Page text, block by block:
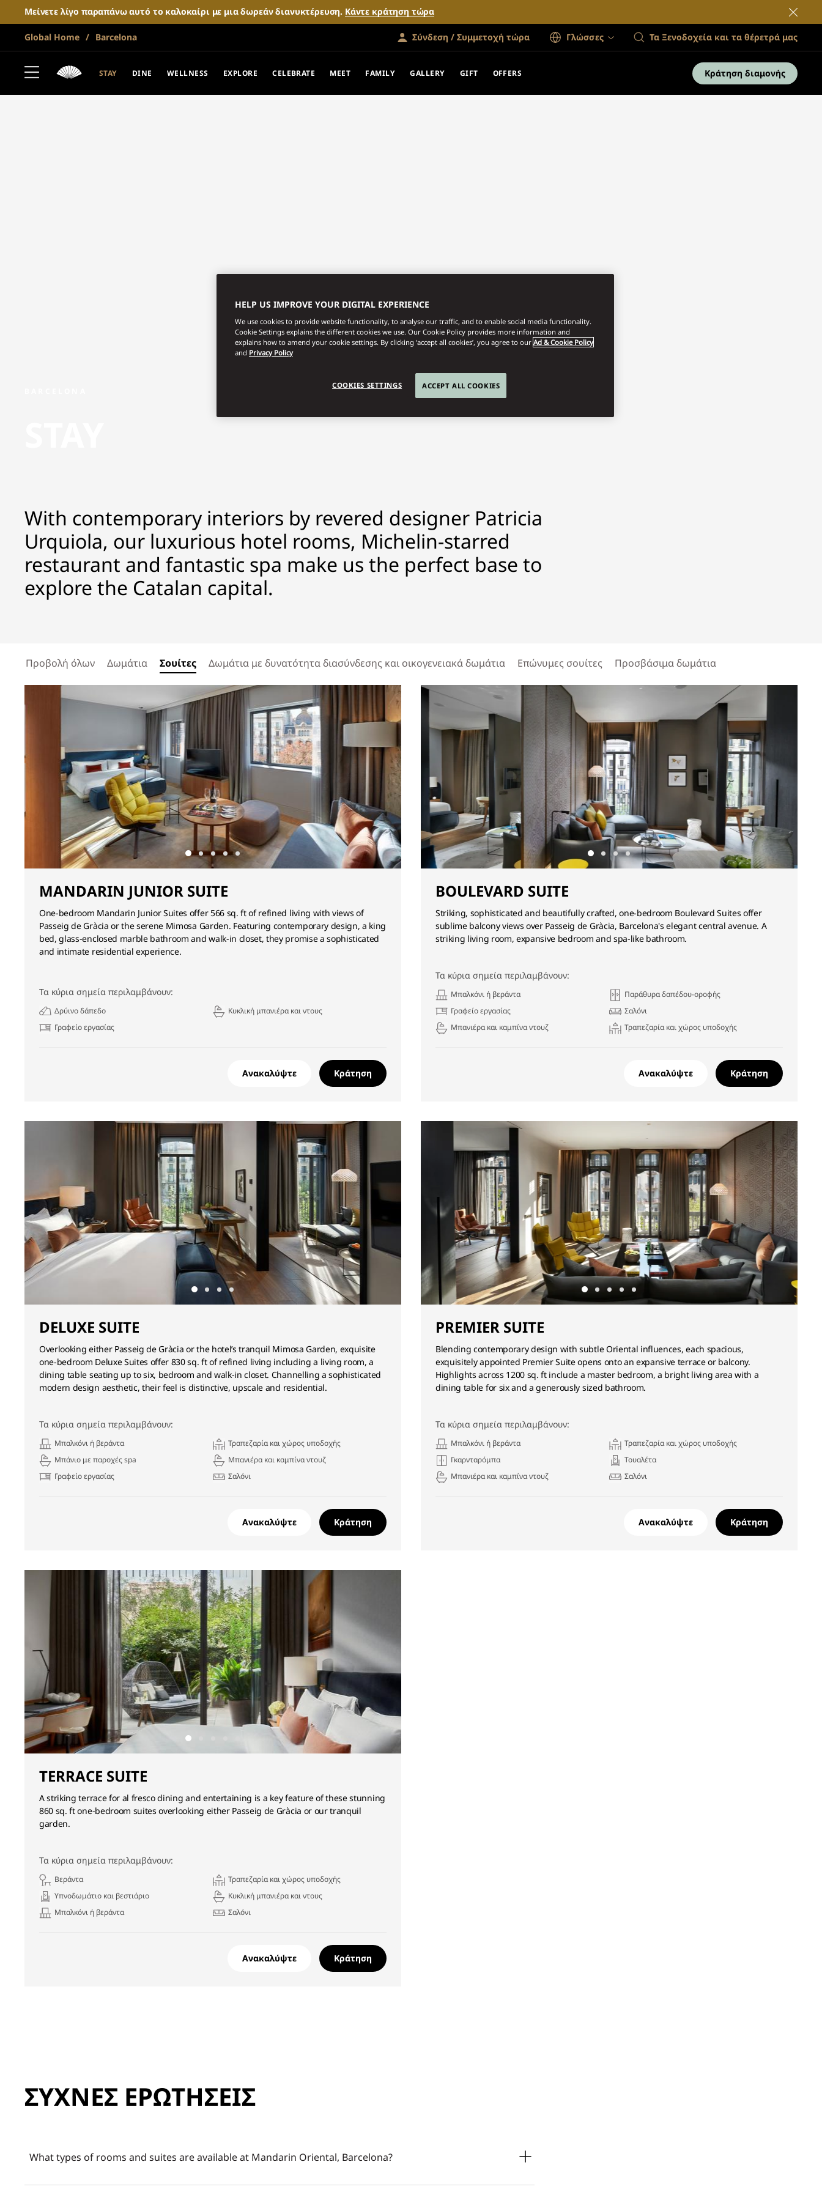
Μείνετε λίγο παραπάνω αυτό το καλοκαίρι με μια δωρεάν διανυκτέρευση. Κάντε κράτηση τώρα
Global Home Barcelona Σύνδεση / Συμμετοχή τώρα Γλώσσες Τα Ξενοδοχεία και τα θέρετρά μας
STAY DINE WELLNESS EXPLORE CELEBRATE MEET FAMILY GALLERY GIFT OFFERS Κράτηση διαμονής
With contemporary interiors by revered designer Patricia
Urquiola, our luxurious hotel rooms, Michelin-starred
restaurant and fantastic spa make us the perfect base to
explore the Catalan capital.
Προβολή όλων Δωμάτια Σουίτες Δωμάτια με δυνατότητα διασύνδεσης και οικογενειακά δωμάτια Επώνυμες σουίτες Προσβάσιμα δωμάτια
MANDARIN JUNIOR SUITE
One-bedroom Mandarin Junior Suites offer 566 sq. ft of refined living with views of
Passeig de Gràcia or the serene Mimosa Garden. Featuring contemporary design, a king
bed, glass-enclosed marble bathroom and walk-in closet, they promise a sophisticated
and intimate residential experience.
Τα κύρια σημεία περιλαμβάνουν:
Δρύινο δάπεδο
Κυκλική μπανιέρα και ντους
Γραφείο εργασίας
Ανακαλύψτε Κράτηση
BOULEVARD SUITE
Striking, sophisticated and beautifully crafted, one-bedroom Boulevard Suites offer
sublime balcony views over Passeig de Gràcia, Barcelona's elegant central avenue. A
striking living room, expansive bedroom and spa-like bathroom.
Τα κύρια σημεία περιλαμβάνουν:
Μπαλκόνι ή βεράντα
Παράθυρα δαπέδου-οροφής
Γραφείο εργασίας
Σαλόνι
Μπανιέρα και καμπίνα ντουζ
Τραπεζαρία και χώρος υποδοχής
Ανακαλύψτε Κράτηση
DELUXE SUITE
Overlooking either Passeig de Gràcia or the hotel’s tranquil Mimosa Garden, exquisite
one-bedroom Deluxe Suites offer 830 sq. ft of refined living including a living room, a
dining table seating up to six, bedroom and walk-in closet. Channelling a sophisticated
modern design aesthetic, their feel is distinctive, upscale and residential.
Τα κύρια σημεία περιλαμβάνουν:
Μπαλκόνι ή βεράντα
Τραπεζαρία και χώρος υποδοχής
Μπάνιο με παροχές spa
Μπανιέρα και καμπίνα ντουζ
Γραφείο εργασίας
Σαλόνι
Ανακαλύψτε Κράτηση
PREMIER SUITE
Blending contemporary design with subtle Oriental influences, each spacious,
exquisitely appointed Premier Suite opens onto an expansive terrace or balcony.
Highlights across 1200 sq. ft include a master bedroom, a bright living area with a
dining table for six and a generously sized bathroom.
Τα κύρια σημεία περιλαμβάνουν:
Μπαλκόνι ή βεράντα
Τραπεζαρία και χώρος υποδοχής
Γκαρνταρόμπα
Τουαλέτα
Μπανιέρα και καμπίνα ντουζ
Σαλόνι
Ανακαλύψτε Κράτηση
TERRACE SUITE
A striking terrace for al fresco dining and entertaining is a key feature of these stunning
860 sq. ft one-bedroom suites overlooking either Passeig de Gràcia or our tranquil
garden.
Τα κύρια σημεία περιλαμβάνουν:
Βεράντα
Τραπεζαρία και χώρος υποδοχής
Υπνοδωμάτιο και βεστιάριο
Κυκλική μπανιέρα και ντους
Μπαλκόνι ή βεράντα
Σαλόνι
Ανακαλύψτε Κράτηση
ΣΥΧΝΈΣ ΕΡΩΤΉΣΕΙΣ
What types of rooms and suites are available at Mandarin Oriental, Barcelona?
HELP US IMPROVE YOUR DIGITAL EXPERIENCE
We use cookies to provide website functionality, to analyse our traffic, and to enable social media functionality.
Cookie Settings explains the different cookies we use. Our Cookie Policy provides more information and
explains how to amend your cookie settings. By clicking ‘accept all cookies’, you agree to our Ad & Cookie Policy
and Privacy Policy
COOKIES SETTINGS ACCEPT ALL COOKIES